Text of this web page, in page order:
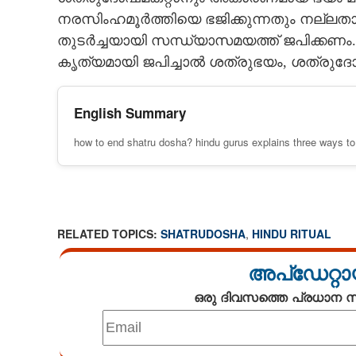
നരസിംഹമൂർത്തിയെ ഭജിക്കുന്നതും
തുടർച്ചയായി സന്ധ്യാസമയത്ത്
കൃത്യമായി ജപിച്ചാൽ ശത്രുഭയം,
English Summary
how to end shatru dosha? hindu gurus explains three ways
RELATED TOPICS: SHATRUDOSHA, HINDU RITUAL
ഒരു ദിവസത്തെ പ്രധാന